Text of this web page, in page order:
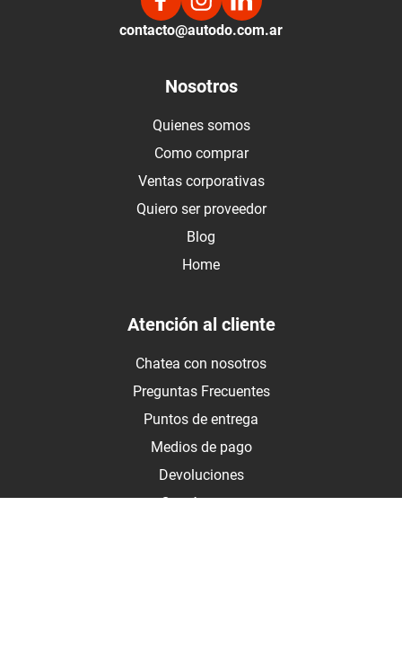
contacto@autodo.com.ar
Nosotros
Quienes somos
Como comprar
Ventas corporativas
Quiero ser proveedor
Blog
Home
Atención al cliente
Chatea con nosotros
Preguntas Frecuentes
Puntos de entrega
Medios de pago
Devoluciones
Contáctanos